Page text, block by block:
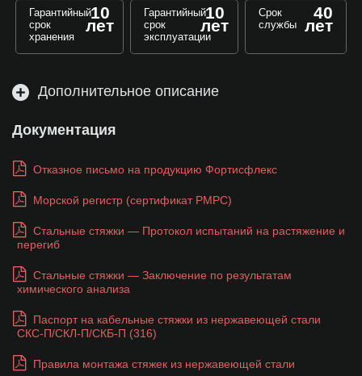
Гарантийный
срок
хранения
10
лет
Гарантийный
срок
эксплуатации
10
лет
Срок
службы
40
лет
Дополнительное описание
Документация
Отказное письмо на продукцию Фортисфлекс
Морской регистр (сертификат РМРС)
Стальные стяжки — Протокол испытаний на растяжение и
перегиб
Стальные стяжки — Заключение по результатам
химического анализа
Паспорт на кабельные стяжки из нержавеющей стали
СКС-П/СКЛ-П/СКБ-П (316)
Правила монтажа стяжек из нержавеющей стали